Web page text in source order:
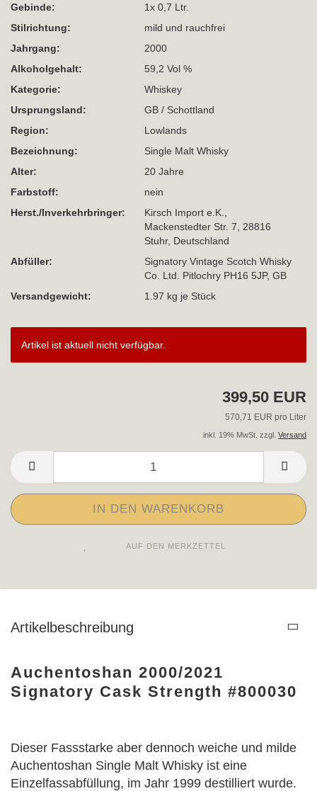
Gebinde:
1x 0,7 Ltr.
Stilrichtung:
mild und rauchfrei
Jahrgang:
2000
Alkoholgehalt:
59,2 Vol %
Kategorie:
Whiskey
Ursprungsland:
GB / Schottland
Region:
Lowlands
Bezeichnung:
Single Malt Whisky
Alter:
20 Jahre
Farbstoff:
nein
Herst./Inverkehrbringer:
Kirsch Import e.K.,
Mackenstedter Str. 7, 28816
Stuhr, Deutschland
Abfüller:
Signatory Vintage Scotch Whisky
Co. Ltd. Pitlochry PH16 5JP, GB
Versandgewicht:
1.97 kg je Stück
Artikel ist aktuell nicht verfügbar.
399,50 EUR
570,71 EUR pro Liter
inkl. 19% MwSt. zzgl. Versand
AUF DEN MERKZETTEL
Artikelbeschreibung
Auchentoshan 2000/2021
Signatory Cask Strength #800030
Dieser Fassstarke aber dennoch weiche und milde
Auchentoshan Single Malt Whisky ist eine
Einzelfassabfüllung, im Jahr 1999 destilliert wurde.